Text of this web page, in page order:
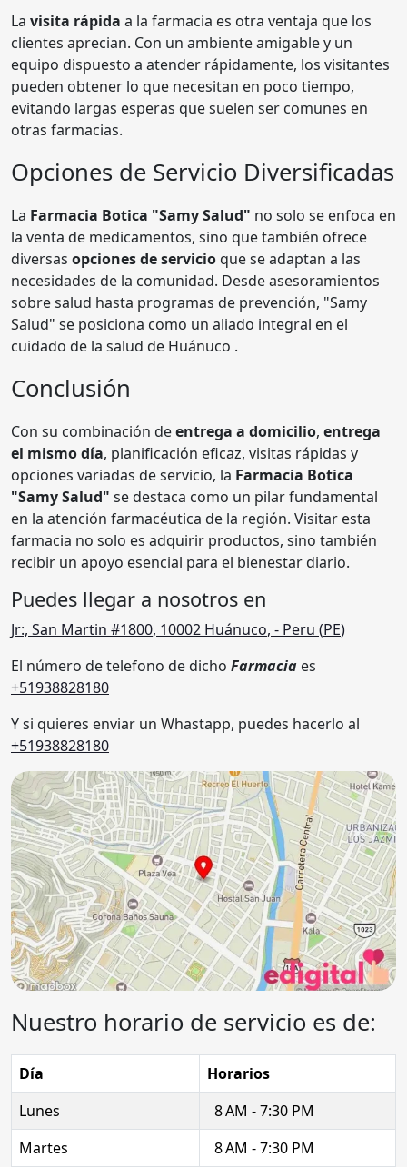
La visita rápida a la farmacia es otra ventaja que los
clientes aprecian. Con un ambiente amigable y un
equipo dispuesto a atender rápidamente, los visitantes
pueden obtener lo que necesitan en poco tiempo,
evitando largas esperas que suelen ser comunes en
otras farmacias.
Opciones de Servicio Diversificadas
La Farmacia Botica "Samy Salud" no solo se enfoca en
la venta de medicamentos, sino que también ofrece
diversas opciones de servicioque se adaptan a las
necesidades de la comunidad. Desde asesoramientos
sobre salud hasta programas de prevención, "Samy
Salud" se posiciona como un aliado integral en el
cuidado de la salud de Huánuco .
Conclusión
Con su combinación deentrega a domicilio, entrega
el mismo día, planificación eficaz, visitas rápidas y
opciones variadas de servicio, la Farmacia Botica
"Samy Salud" se destaca como un pilar fundamental
en la atención farmacéutica de la región. Visitar esta
farmacia no solo es adquirir productos, sino también
recibir un apoyo esencial para el bienestar diario.
Puedes llegar a nosotros en
Jr:, San Martin #1800, 10002 Huánuco, - Peru (PE)
El número de telefono de dicho Farmacia es
+51938828180
Y si quieres enviar un Whastapp, puedes hacerlo al
+51938828180
Nuestro horario de servicio es de:
Día
Horarios
Lunes
8 AM - 7:30 PM
Martes
8 AM - 7:30 PM